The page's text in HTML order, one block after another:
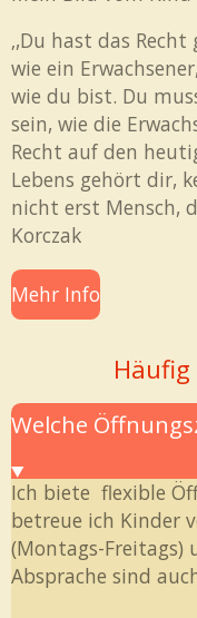
‚,Du hast das
wie ein
wie du bist. Du
sein, wie die
Recht auf den
Lebens gehört dir,
nicht erst Mensch,
Korczak
Mehr Info
Welche
Ich biete flexible
betreue ich Kinder
(Montags-Freitags)
Absprache sind